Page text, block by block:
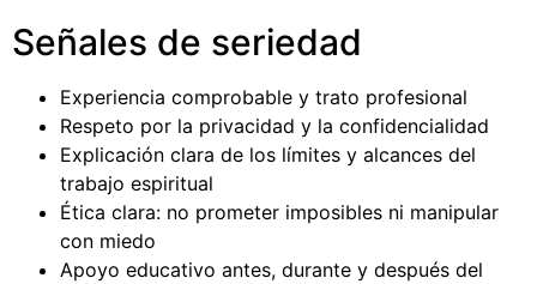
Señales de seriedad
Experiencia comprobable y trato profesional
Respeto por la privacidad y la confidencialidad
Explicación clara de los límites y alcances del
trabajo espiritual
Ética clara: no prometer imposibles ni manipular
con miedo
Apoyo educativo antes, durante y después del